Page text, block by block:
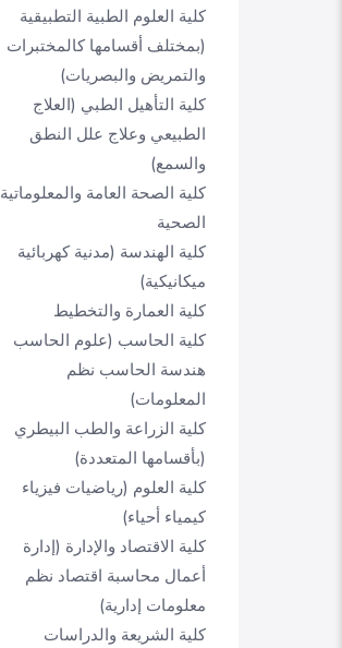
كلية العلوم الطبية التطبيقية
(بمختلف أقسامها كالمختبرات
والتمريض والبصريات)
كلية التأهيل الطبي (العلاج
الطبيعي وعلاج علل النطق
والسمع)
كلية الصحة العامة والمعلوماتية
الصحية
كلية الهندسة (مدنية كهربائية
ميكانيكية)
كلية العمارة والتخطيط
كلية الحاسب (علوم الحاسب
هندسة الحاسب نظم
المعلومات)
كلية الزراعة والطب البيطري
(بأقسامها المتعددة)
كلية العلوم (رياضيات فيزياء
كيمياء أحياء)
كلية الاقتصاد والإدارة (إدارة
أعمال محاسبة اقتصاد نظم
معلومات إدارية)
كلية الشريعة والدراسات